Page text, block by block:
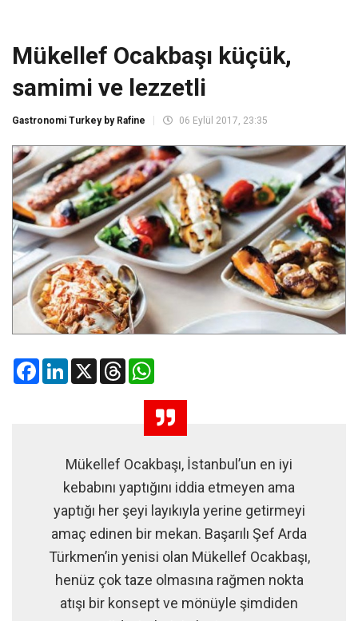
Mükellef Ocakbaşı küçük,
samimi ve lezzetli
Gastronomi Turkey by Rafine 06 Eylül 2017, 23:35
FacebookLinkedIn
X Threads
Mükellef Ocakbaşı, İstanbul’un en iyi
kebabını yaptığını iddia etmeyen ama
yaptığı her şeyi layıkıyla yerine getirmeyi
amaç edinen bir mekan. Başarılı Şef Arda
Türkmen’in yenisi olan Mükellef Ocakbaşı,
henüz çok taze olmasına rağmen nokta
atışı bir konsept ve mönüyle şimdiden